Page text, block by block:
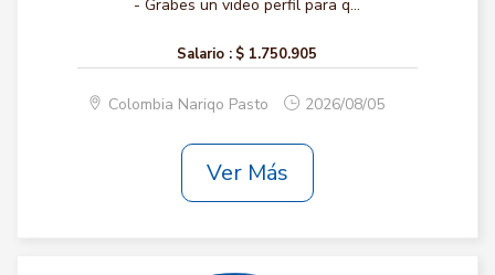
- Grabes un video perfil para q...
Salario : $ 1.750.905
Colombia Nariqo Pasto 2026/08/05
Ver Más